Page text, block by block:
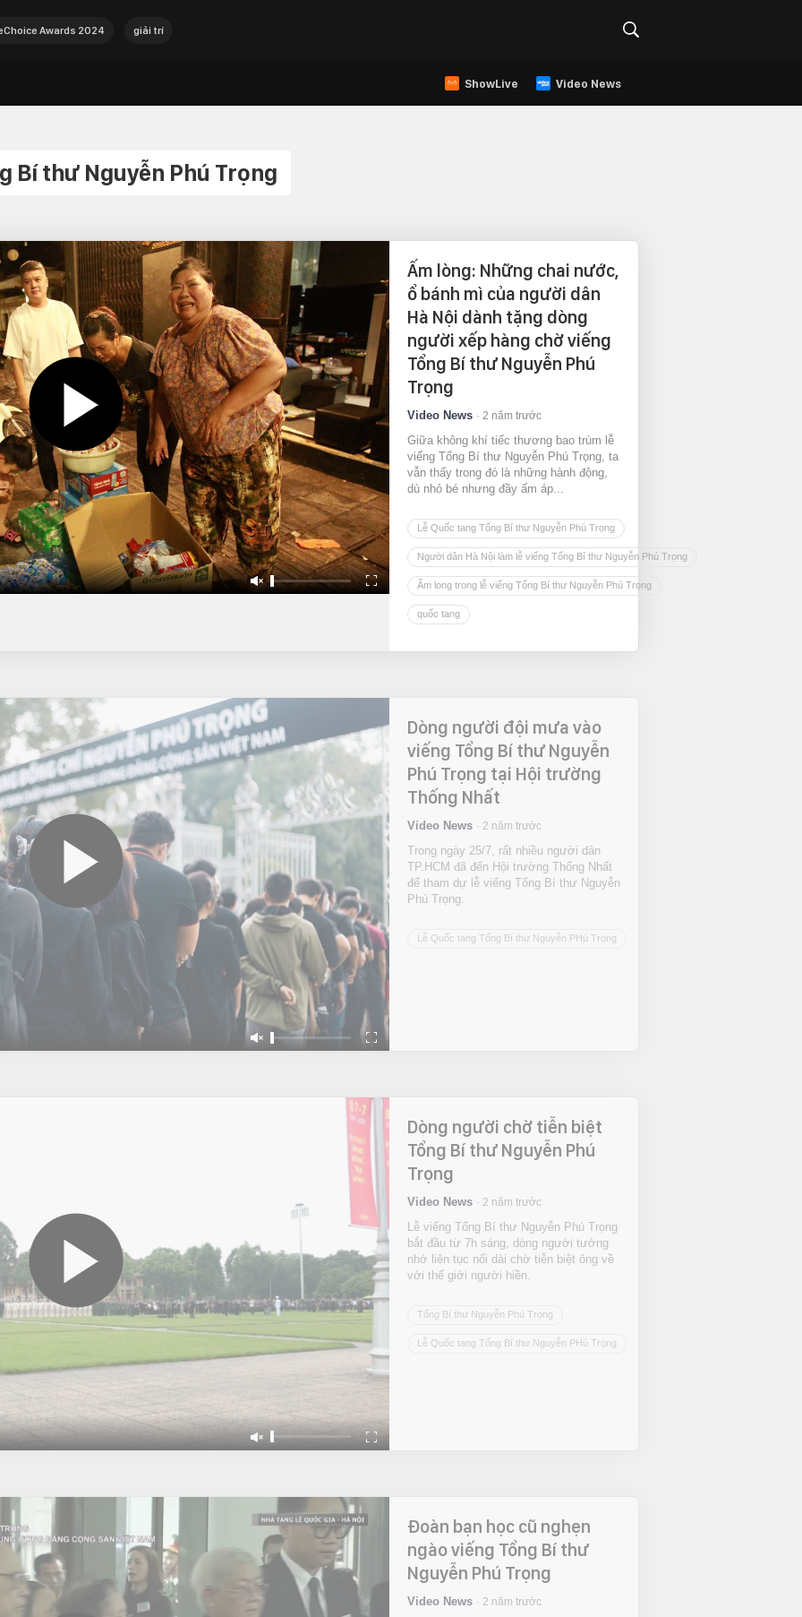
Awards 2024 giải trí
ShowLive Video News
Bí thư Nguyễn Phú Trọng
Ấm lòng: Những chai nước,
ổ bánh mì của người dân
Hà Nội dành tặng dòng
người xếp hàng chờ viếng
Tổng Bí thư Nguyễn Phú
Trọng
Video News 2 năm trước
Giữa không khí tiếc thương bao trùm lễ
viếng Tổng Bí thư Nguyễn Phú Trọng, ta
vẫn thấy trong đó là những hành động,
dù nhỏ bé nhưng đầy ấm áp...
Lễ Quốc tang Tổng Bí thư Nguyễn Phú Trọng
Người dân Hà Nội làm lễ viếng Tổng Bí thư Nguyễn Phú Trọng
Ấm long trong lễ viếng Tổng Bí thư Nguyễn Phú Trọng
quốc tang
Dòng người đội mưa vào
viếng Tổng Bí thư Nguyễn
Phú Trọng tại Hội trường
Thống Nhất
Video News 2 năm trước
Trong ngày 25/7, rất nhiều người dân
TP.HCM đã đến Hội trường Thống Nhất
để tham dự lễ viếng Tổng Bí thư Nguyễn
Phú Trọng.
Lễ Quốc tang Tổng Bí thư Nguyễn PHú Trọng
Dòng người chờ tiễn biệt
Tổng Bí thư Nguyễn Phú
Trọng
Video News 2 năm trước
Lễ viếng Tổng Bí thư Nguyễn Phú Trọng
bắt đầu từ 7h sáng, dòng người tưởng
nhớ liên tục nối dài chờ tiễn biệt ông về
với thế giới người hiền.
Tổng Bí thư Nguyễn Phú Trọng
Lễ Quốc tang Tổng Bí thư Nguyễn PHú Trọng
Đoàn bạn học cũ nghẹn
ngào viếng Tổng Bí thư
Nguyễn Phú Trọng
Video News 2 năm trước